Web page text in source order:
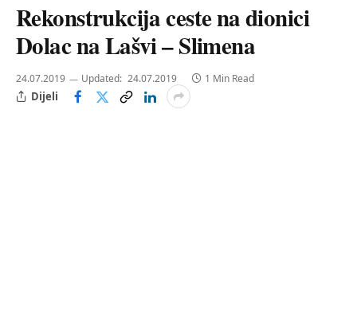
Rekonstrukcija ceste na dionici
Dolac na Lašvi – Slimena
24.07.2019 Updated: 24.07.2019 1 Min Read
Dijeli